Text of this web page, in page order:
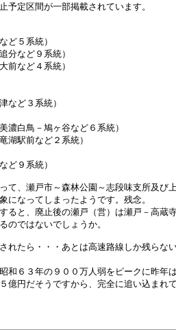
定区間が一部掲載されています。
５系統）
など９系統）
など４系統）
ど３系統）
鳥－鳩ヶ谷など６系統）
駅前など２系統）
９系統）
て、瀬戸市～森林公園～志段味支所及び
になってしまったようです。残念。
ると、廃止後の瀬戸（営）は瀬戸－高蔵
のではないでしょうか。
れたら・・・あとは高速路線しか残らな
和６３年の９００万人弱をピークに昨年
億円だそうですから、完全に追い込まれ